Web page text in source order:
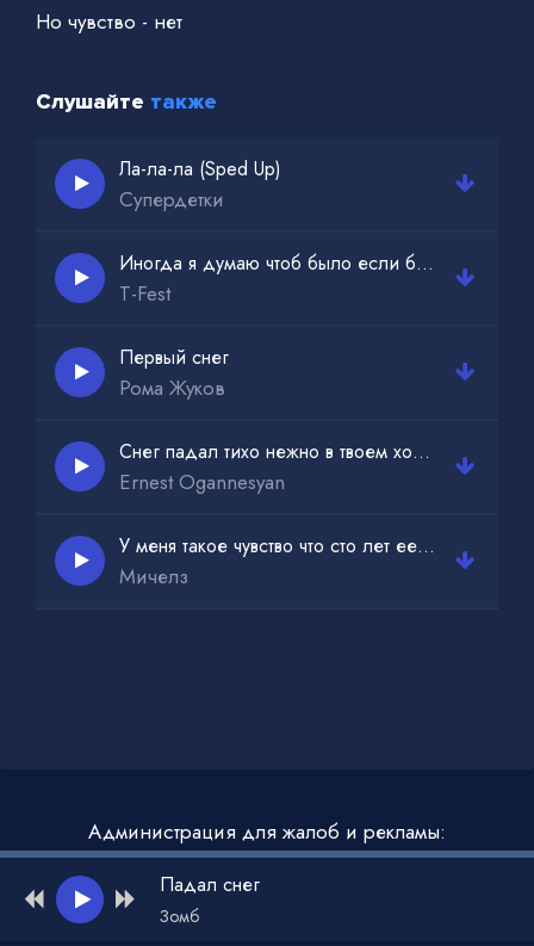
Но чувство - нет
Слушайте также
Ла-ла-ла (Sped Up)
Супердетки
Иногда я думаю чтоб было если б ты тогда
T-Fest
Первый снег
Рома Жуков
Снег падал тихо нежно в твоем холодном сердце только боль
Ernest Ogannesyan
У меня такое чувство что сто лет ее знаю
Мичелз
Администрация для жалоб и рекламы:
admin@muzdark.net
Падал снег
Зомб